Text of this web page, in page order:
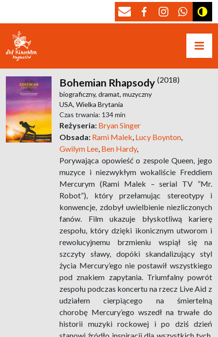
Bohemian Rhapsody (2018)
biograficzny, dramat, muzyczny
USA, Wielka Brytania
Czas trwania: 134 min
Reżyseria: Bryan Singer
Obsada: Rami Malek Lucy Boynton
Gwilym Lee Ben Hardy,
Porywająca opowieść o zespole Queen, jego
muzyce i niezwykłym wokaliście Freddiem
Mercurym (Rami Malek – serial TV ”Mr.
Robot”), który przełamując stereotypy i
konwencje, zdobył uwielbienie niezliczonych
fanów. Film ukazuje błyskotliwą karierę
zespołu, który dzięki ikonicznym utworom i
rewolucyjnemu brzmieniu wspiął się na
szczyty sławy, dopóki skandalizujący styl
życia Mercury’ego nie postawił wszystkiego
pod znakiem zapytania. Triumfalny powrót
zespołu podczas koncertu na rzecz Live Aid z
udziałem cierpiącego na śmiertelną
chorobę Mercury’ego wszedł na trwałe do
historii muzyki rockowej i po dziś dzień